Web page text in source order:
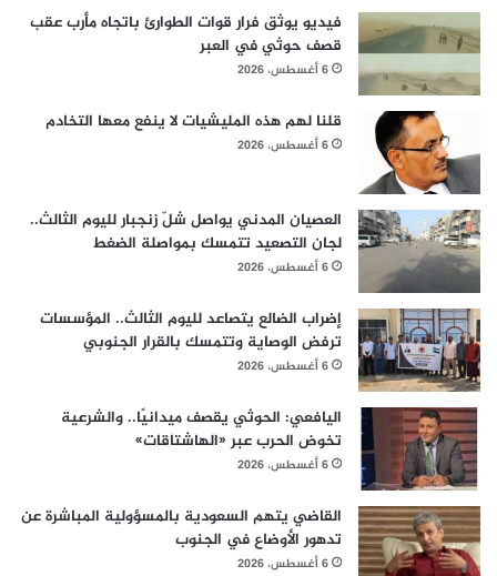
فيديو يوثق فرار قوات الطوارئ باتجاه مأرب عقب
قصف حوثي في العبر
6 أغسطس، 2026
قلنا لهم هذه المليشيات لا ينفع معها التخادم
6 أغسطس، 2026
العصيان المدني يواصل شلّ زنجبار لليوم الثالث..
لجان التصعيد تتمسك بمواصلة الضغط
6 أغسطس، 2026
إضراب الضالع يتصاعد لليوم الثالث.. المؤسسات
ترفض الوصاية وتتمسك بالقرار الجنوبي
6 أغسطس، 2026
اليافعي: الحوثي يقصف ميدانيًا.. والشرعية
تخوض الحرب عبر «الهاشتاقات»
6 أغسطس، 2026
القاضي يتهم السعودية بالمسؤولية المباشرة عن
تدهور الأوضاع في الجنوب
6 أغسطس، 2026